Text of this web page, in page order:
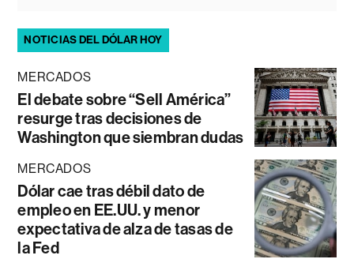
NOTICIAS DEL DÓLAR HOY
MERCADOS
El debate sobre “Sell América”
resurge tras decisiones de
Washington que siembran dudas
MERCADOS
Dólar cae tras débil dato de
empleo en EE.UU. y menor
expectativa de alza de tasas de
la Fed